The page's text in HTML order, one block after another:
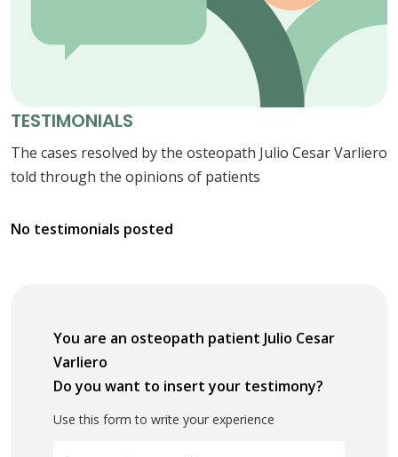
TESTIMONIALS
The cases resolved by the osteopath Julio Cesar Varliero
told through the opinions of patients
No testimonials posted
You are an osteopath patient Julio Cesar
Varliero
Do you want to insert your testimony?
Use this form to write your experience